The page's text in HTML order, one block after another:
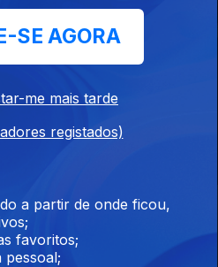
Alerta Pelos
RTP Play
SE AGORA
me mais tarde
registados)
a partir de onde ficou,
favoritos;
pessoal;